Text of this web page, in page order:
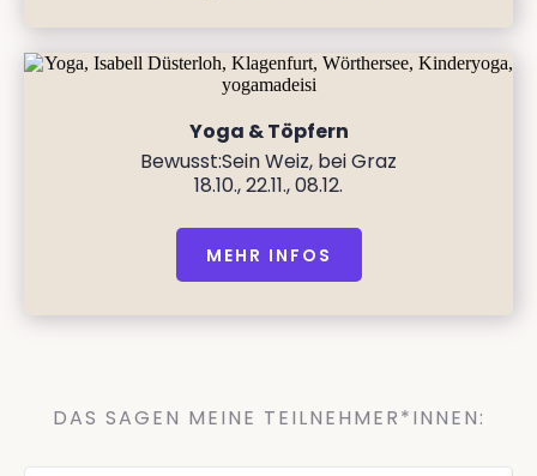
Yoga & Töpfern
Bewusst:Sein Weiz, bei Graz
18.10., 22.11., 08.12.
MEHR INFOS
DAS SAGEN MEINE TEILNEHMER*INNEN: